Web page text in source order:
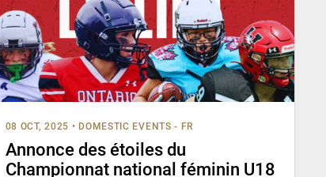
08 OCT, 2025 • DOMESTIC EVENTS - FR
Annonce des étoiles du
Championnat national féminin U18